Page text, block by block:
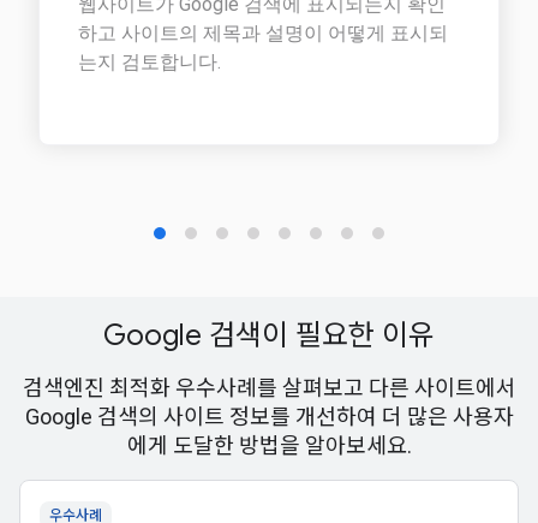
Google 검색이 필요한 이유
검색엔진 최적화 우수사례를 살펴보고 다른 사이트에서
Google 검색의 사이트 정보를 개선하여 더 많은 사용자
에게 도달한 방법을 알아보세요.
우수사례